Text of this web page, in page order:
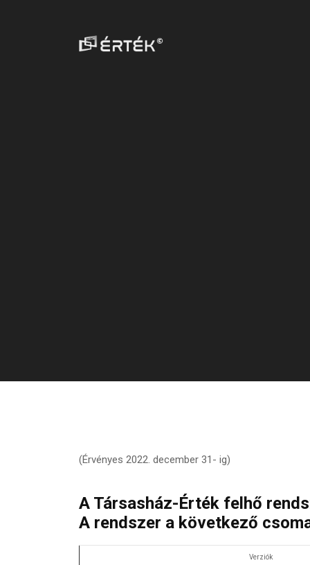
(Érvényes 2022. december 31- ig)
A Társasház-Érték felhő
A rendszer a következő
Verziók